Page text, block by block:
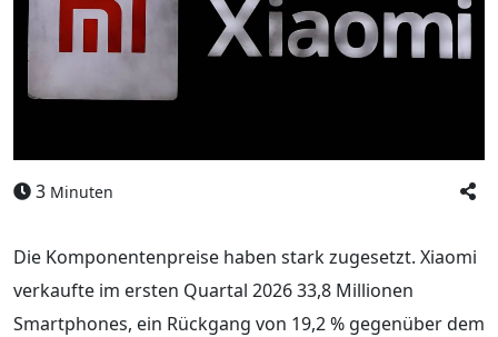
3 Minuten
Die Komponentenpreise haben stark zugesetzt. Xiaomi
verkaufte im ersten Quartal 2026 33,8 Millionen
Smartphones, ein Rückgang von 19,2 % gegenüber dem